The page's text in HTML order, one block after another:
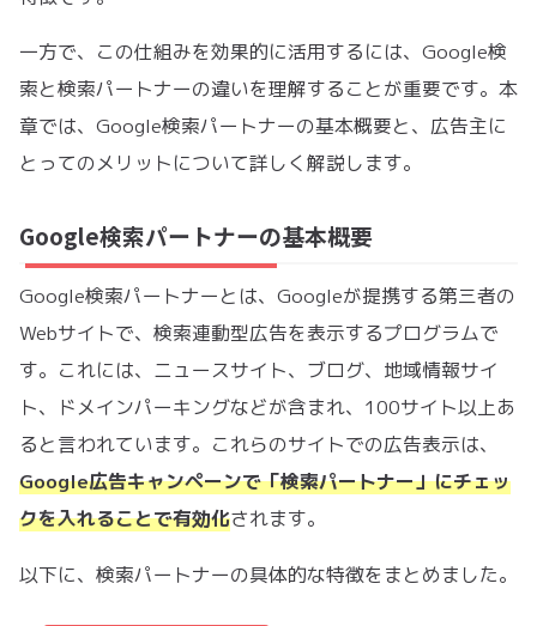
一方で、この仕組みを効果的に活用するには、Google検
索と検索パートナーの違いを理解することが重要です。本
章では、Google検索パートナーの基本概要と、広告主に
とってのメリットについて詳しく解説します。
Google検索パートナーの基本概要
Google検索パートナーとは、Googleが提携する第三者の
Webサイトで、検索連動型広告を表示するプログラムで
す。これには、ニュースサイト、ブログ、地域情報サイ
ト、ドメインパーキングなどが含まれ、100サイト以上あ
ると言われています。これらのサイトでの広告表示は、
Google広告キャンペーンで「検索パートナー」にチェッ
クを入れることで有効化されます。
以下に、検索パートナーの具体的な特徴をまとめました。